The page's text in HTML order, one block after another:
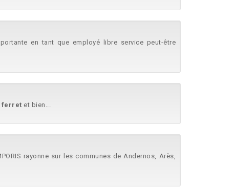
en tant que employé libre service peut-être
ferret et bien...
rayonne sur les communes de Andernos, Arès,